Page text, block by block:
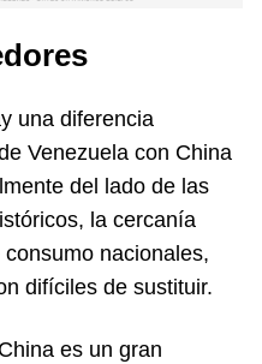
una diferencia
Venezuela con China
del lado de las
la cercanía
nacionales,
difíciles de sustituir.
es un gran